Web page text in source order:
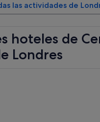
las actividades de
hoteles de
Londres